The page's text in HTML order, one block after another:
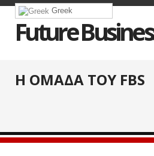
Greek
Future
Η ΟΜΑΔΑ ΤΟΥ FBS